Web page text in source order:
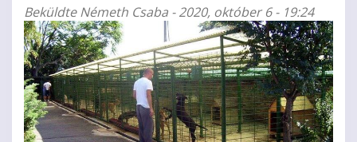
BeküldteNémeth Csaba - 2020, október 6 - 19:24